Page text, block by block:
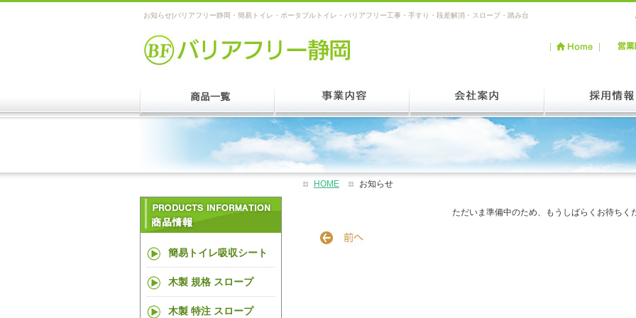
お知らせ|バリアフリー静岡・簡易トイレ・ポータブルトイレ・バリアフリー工事・手すり・段差解消・スロープ・踏み台
HOME お知らせ
ただいま準備中のため、もうしばらくお待ちく
簡易トイレ吸収シート
木製 規格 スロープ
木製 特注 スロープ